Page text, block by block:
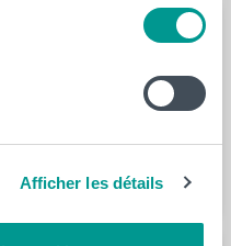
Afficher les détails